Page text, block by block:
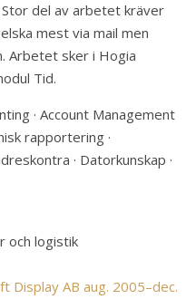
del av arbetet kräver
mest via mail men
Arbetet sker i Hogia
Tid.
· Account Management
rapportering ·
· Datorkunskap ·
och logistik
Display AB aug. 2005–dec.